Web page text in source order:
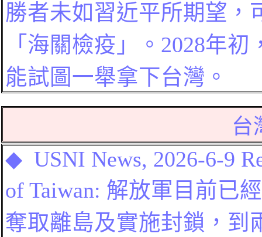
勝者未如習近平所期望，
「海關檢疫」。2028年
能試圖一舉拿下台灣。
台
◆ USNI News, 2026-6-9
of Taiwan: 解放軍目前已
奪取離島及實施封鎖，到